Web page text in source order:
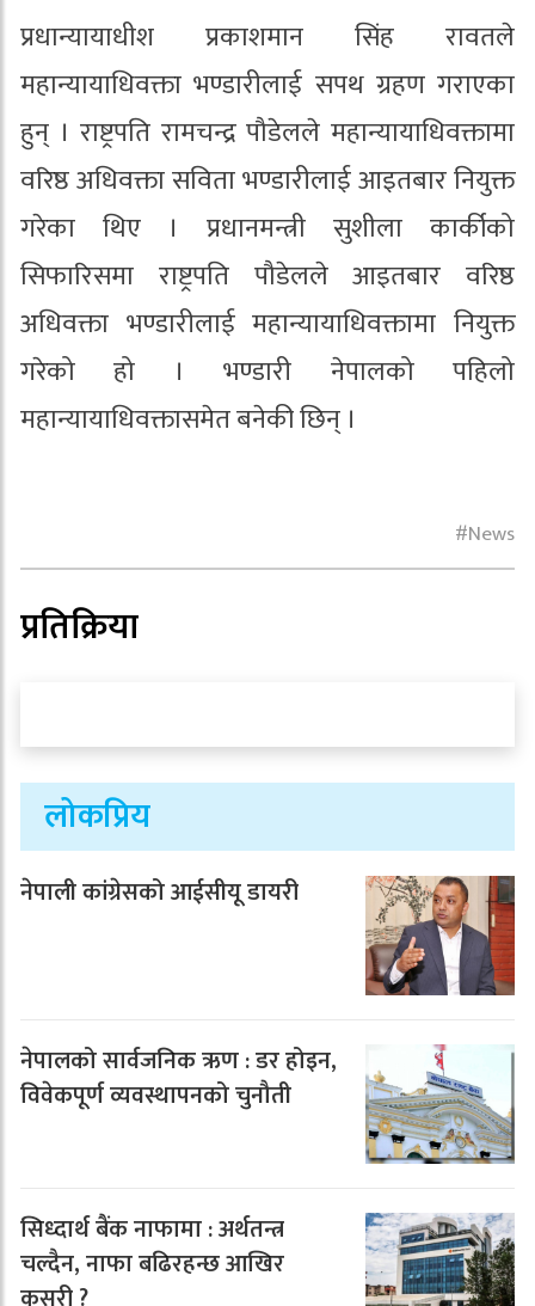
प्रधान्यायाधीश प्रकाशमान सिंह रावतले
महान्यायाधिवक्ता भण्डारीलाई सपथ ग्रहण गराएका
हुन् । राष्ट्रपति रामचन्द्र पौडेलले महान्यायाधिवक्तामा
वरिष्ठ अधिवक्ता सविता भण्डारीलाई आइतबार नियुक्त
गरेका थिए । प्रधानमन्त्री सुशीला कार्कीको
सिफारिसमा राष्ट्रपति पौडेलले आइतबार वरिष्ठ
अधिवक्ता भण्डारीलाई महान्यायाधिवक्तामा नियुक्त
गरेको हो । भण्डारी नेपालको पहिलो
महान्यायाधिवक्तासमेत बनेकी छिन् ।
News
प्रतिक्रिया
लोकप्रिय
नेपाली कांग्रेसको आईसीयू डायरी
नेपालको सार्वजनिक ऋण : डर होइन,
विवेकपूर्ण व्यवस्थापनको चुनौती
सिध्दार्थ बैंक नाफामा : अर्थतन्त्र
चल्दैन, नाफा बढिरहन्छ आखिर